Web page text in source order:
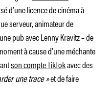
d’une licence de cinéma à
serveur, animateur de
pub avec Lenny Kravitz – de
à cause d’une méchante
son compte TikTokavec des
une trace »et de faire